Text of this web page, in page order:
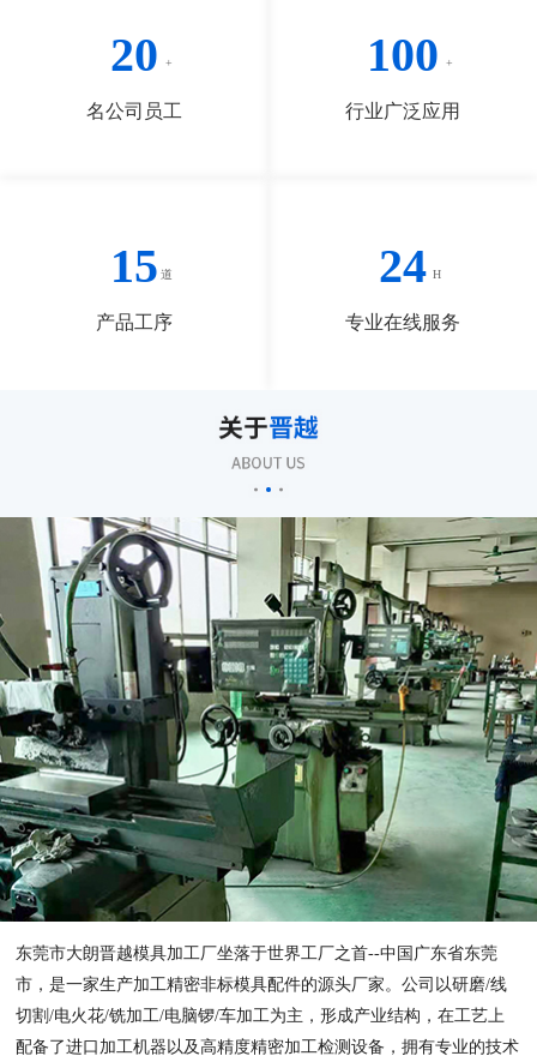
20
名公司员工
100
行业广泛应用
15
产品工序
24
专业在线服务
东莞市大朗晋越模具加工厂坐落于世界工厂之首--中国广东省东莞
市，是一家生产加工精密非标模具配件的源头厂家。公司以研磨/线
切割/电火花/铣加工/电脑锣/车加工为主，形成产业结构，在工艺上
配备了进口加工机器以及高精度精密加工检测设备，拥有专业的技术